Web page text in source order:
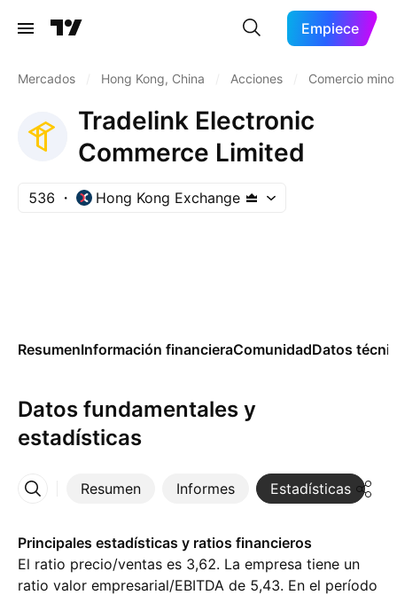
Empiece
Mercados Hong Kong, China Acciones Comercio
Tradelink Electronic
Commerce Limited
536 Hong Kong Exchange
ResumenInformación financieraComunidadDatos
Datos fundamentales y
estadísticas
Resumen Informes Estadísticas
Más
Principales estadísticas y ratios financieros
El ratio precio/ventas es 3,62. La empresa tiene un
ratio valor empresarial/EBITDA de 5,43. En el período